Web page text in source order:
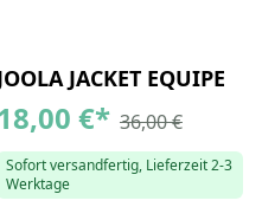
JACKET EQUIPE
€* 36,00 €
Sofort versandfertig, Lieferzeit 2-3
Werktage